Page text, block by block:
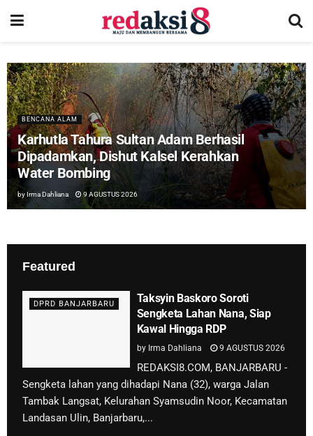
BENCANA ALAM
Karhutla Tahura Sultan Adam Berhasil
Dipadamkan, Dishut Kalsel Kerahkan
Water Bombing
byIrma Dahliana 9 AGUSTUS 2026
Featured
DPRD BANJARBARU
Taksyin Baskoro Soroti
Sengketa Lahan Nana, Siap
Kawal Hingga RDP
by Irma Dahliana 9 AGUSTUS 2026
REDAKSI8.COM, BANJARBARU -
Sengketa lahan yang dihadapi Nana (32), warga Jalan
Tambak Langsat, Kelurahan Syamsudin Noor, Kecamatan
Landasan Ulin, Banjarbaru,...